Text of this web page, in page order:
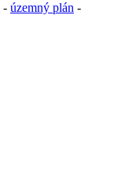
- územný plán -